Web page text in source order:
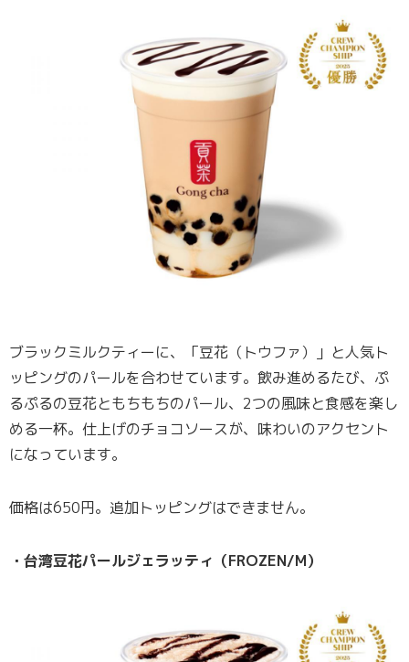
ブラックミルクティーに、「豆花（トウファ）」と人気ト
ッピングのパールを合わせています。飲み進めるたび、ぷ
るぷるの豆花ともちもちのパール、2つの風味と食感を楽し
める一杯。仕上げのチョコソースが、味わいのアクセント
になっています。
価格は650円。追加トッピングはできません。
・台湾豆花パールジェラッティ（FROZEN/M）